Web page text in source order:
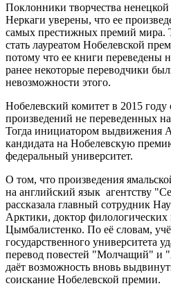
Поклонники творчества
Неркаги уверены, что ее
самых престижных премий мира.
стать лауреатом Нобелевской
потому что ее книги переведены
ранее некоторые переводчики
невозможности этого.
Нобелевский комитет в 2015 году
произведений не переведенных
Тогда инициатором выдвижения
кандидата на Нобелевскую
федеральный университет.
О том, что произведения
на английский язык агентству
рассказала главный сотрудник
Арктики, доктор филологических
Цымбалистенко. По её словам,
государственного университета
перевод повестей "Молчащий" и
даёт возможность вновь
соискание Нобелевской премии.